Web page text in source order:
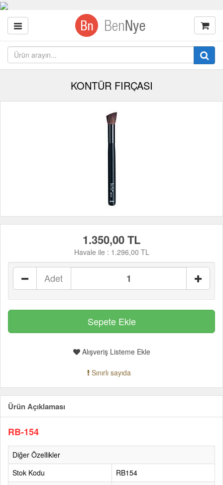
KONTÜR FIRÇASI
1.350,00 TL
Havale ile : 1.296,00 TL
Adet
Alışveriş Listeme Ekle
Sınırlı sayıda
Ürün Açıklaması
RB-154
Diğer Özellikler
Stok Kodu
RB154